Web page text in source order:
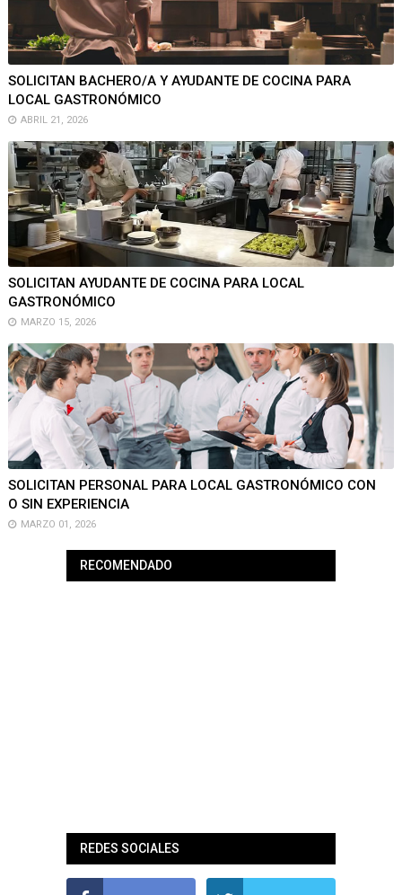
SOLICITAN BACHERO/A Y AYUDANTE DE COCINA PARA
LOCAL GASTRONÓMICO
ABRIL 21, 2026
SOLICITAN AYUDANTE DE COCINA PARA LOCAL
GASTRONÓMICO
MARZO 15, 2026
SOLICITAN PERSONAL PARA LOCAL GASTRONÓMICO CON
O SIN EXPERIENCIA
MARZO 01, 2026
RECOMENDADO
REDES SOCIALES